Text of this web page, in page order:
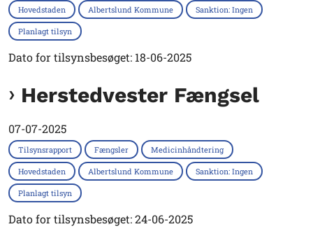
Hovedstaden Albertslund Kommune Sanktion: Ingen
Planlagt tilsyn
Dato for tilsynsbesøget: 18-06-2025
Herstedvester Fængsel
07-07-2025
Tilsynsrapport Fængsler Medicinhåndtering
Hovedstaden Albertslund Kommune Sanktion: Ingen
Planlagt tilsyn
Dato for tilsynsbesøget: 24-06-2025